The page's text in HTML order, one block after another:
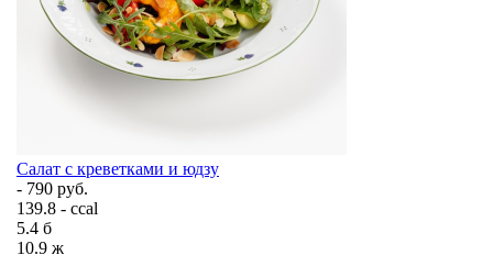
Салат с креветками и юдзу
- 790 руб.
139.8 - ccal
5.4 б
10.9 ж